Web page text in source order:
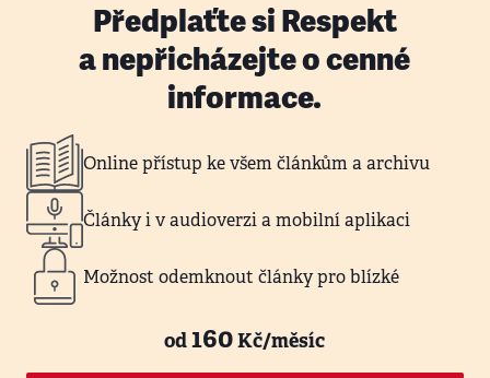
Předplaťte si Respekt
a nepřicházejte o cenné
informace.
Online přístup ke všem článkům a archivu
Články i v audioverzi a mobilní aplikaci
Možnost odemknout články pro blízké
od160Kč/měsíc